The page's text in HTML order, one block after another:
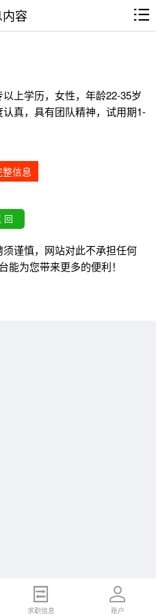
容
上学历，女性，年龄22-35岁
真，具有团队精神，试用期1-
信息
谨慎，网站对此不承担任何
能为您带来更多的便利！
求职信息 账户